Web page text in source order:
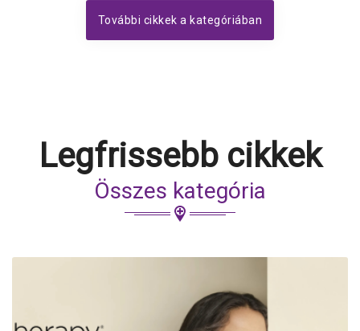
További cikkek a kategóriában
Legfrissebb cikkek
Összes kategória